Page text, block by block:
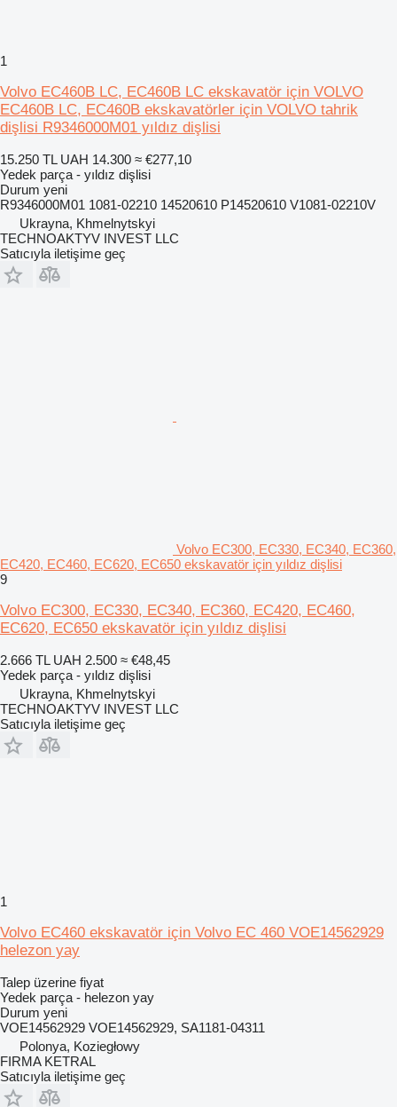
1
Volvo EC460B LC, EC460B LC ekskavatör için VOLVO
EC460B LC, EC460B ekskavatörler için VOLVO tahrik
dişlisi R9346000M01 yıldız dişlisi
15.250 TL UAH 14.300 ≈ €277,10
Yedek parça - yıldız dişlisi
Durum yeni
R9346000M01 1081-02210 14520610 P14520610 V1081-02210V
Ukrayna, Khmelnytskyi
TECHNOAKTYV INVEST LLC
Satıcıyla iletişime geç
Volvo EC300, EC330, EC340, EC360,
EC420, EC460, EC620, EC650 ekskavatör için yıldız dişlisi
9
Volvo EC300, EC330, EC340, EC360, EC420, EC460,
EC620, EC650 ekskavatör için yıldız dişlisi
2.666 TL UAH 2.500 ≈ €48,45
Yedek parça - yıldız dişlisi
Ukrayna, Khmelnytskyi
TECHNOAKTYV INVEST LLC
Satıcıyla iletişime geç
1
Volvo EC460 ekskavatör için Volvo EC 460 VOE14562929
helezon yay
Talep üzerine fiyat
Yedek parça - helezon yay
Durum yeni
VOE14562929 VOE14562929, SA1181-04311
Polonya, Koziegłowy
FIRMA KETRAL
Satıcıyla iletişime geç